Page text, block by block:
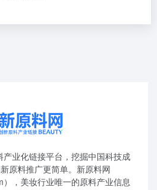
业化链接平台，挖掘中国科技成
原料推广更简单。新原料网
），美妆行业唯一的原料产业信息